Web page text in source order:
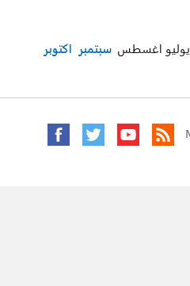
يوليو اغسطس سبتمبر اكتوبر